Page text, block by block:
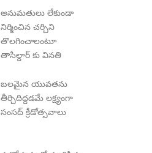
అనుమతులు లేకుండా
నిర్మించిన చర్చిని
తొలగించాలంటూ
తాసిల్దార్ కు వినతి
బలమైన యువతను
తీర్చిదిద్దడమే లక్ష్యంగా
సంసద్ క్రీడోత్సవాలు